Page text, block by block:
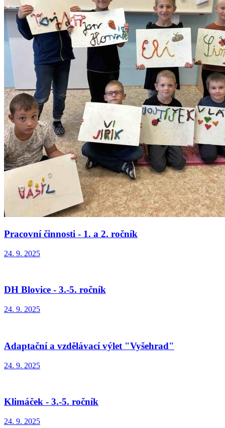
Pracovní činnosti - 1. a 2. ročník
24. 9. 2025
DH Blovice - 3.-5. ročník
24. 9. 2025
Adaptační a vzdělávací výlet "Vyšehrad"
24. 9. 2025
Klimáček - 3.-5. ročník
24. 9. 2025